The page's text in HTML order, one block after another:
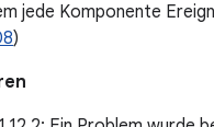
jede Komponente
)